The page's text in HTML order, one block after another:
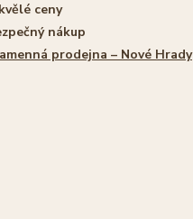
ceny
nákup
prodejna – Nové Hrady